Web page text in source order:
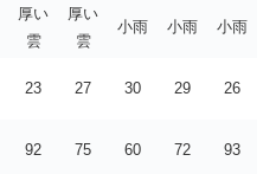
厚い
雲
厚い
雲
小雨 小雨 小雨
23 27 30 29 26
92 75 60 72 93